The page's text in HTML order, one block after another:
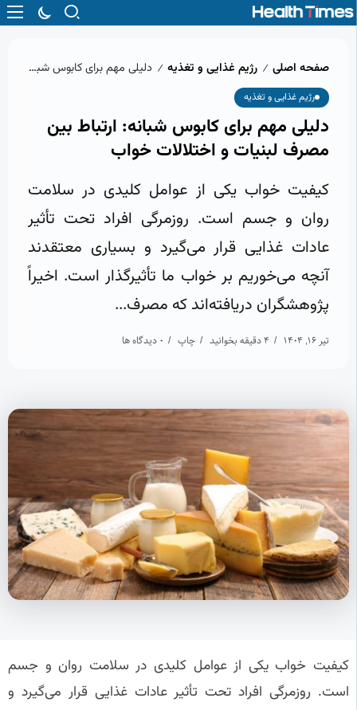
صفحه اصلی / رژیم غذایی و تغذیه / دلیلی مهم برای کابوس شبانه: ارتباط بین مصرف لبنیات و اختلالات خواب
رژیم غذایی و تغذیه
دلیلی مهم برای کابوس شبانه: ارتباط بین
مصرف لبنیات و اختلالات خواب
کیفیت خواب یکی از عوامل کلیدی در سلامت
روان و جسم است. روزمرگی افراد تحت تأثیر
عادات غذایی قرار می‌گیرد و بسیاری معتقدند
آنچه می‌خوریم بر خواب ما تأثیرگذار است. اخیراً
پژوهشگران دریافته‌اند که مصرف...
تیر 16, 1404 4 دقیقه بخوانید چاپ 0 دیدگاه ها
کیفیت خواب یکی از عوامل کلیدی در سلامت روان و جسم
است. روزمرگی افراد تحت تأثیر عادات غذایی قرار می‌گیرد و